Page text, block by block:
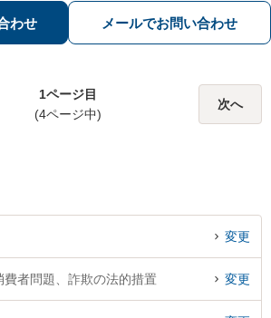
適な解決策を見つけましょう」「幅広
い相続問題に対応する豊富な実績」
「相続登記義務化に対応」【WEB面談
わせ メールでお問い合わせ
1ページ目
(4ページ中)
次へ
変更
費者問題、詐欺の法的措置 変更